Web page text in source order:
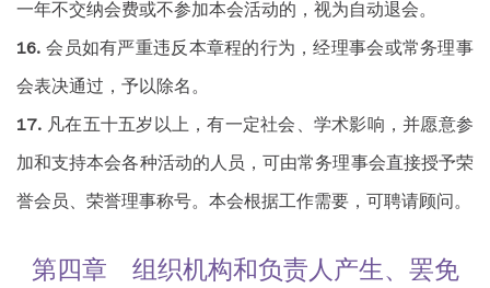
一年不交纳会费或不参加本会活动的，视为自动退会。
会员如有严重违反本章程的行为，经理事会或常务理事
会表决通过，予以除名。
凡在五十五岁以上，有一定社会、学术影响，并愿意参
加和支持本会各种活动的人员，可由常务理事会直接授予荣
誉会员、荣誉理事称号。本会根据工作需要，可聘请顾问。
第四章 组织机构和负责人产生、罢免